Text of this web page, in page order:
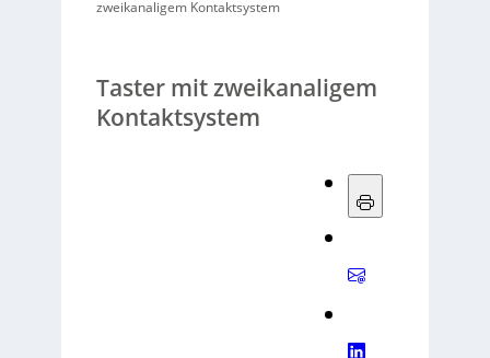
zweikanaligem Kontaktsystem
Taster mit zweikanaligem
Kontaktsystem